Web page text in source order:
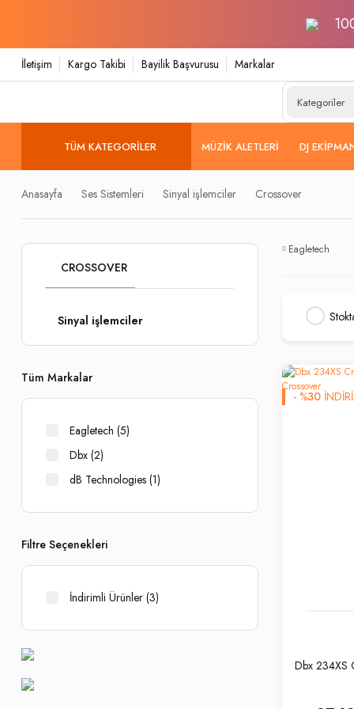
İletişim Kargo Takibi Bayilik Başvurusu Markalar
TÜM KATEGORILER MÜZIK ALETLERI DJ
Anasayfa Ses Sistemleri Sinyal işlemciler Crossover
CROSSOVER
Sinyal işlemciler
Tüm Markalar
Eagletech (5)
Dbx (2)
dB Technologies (1)
Filtre Seçenekleri
İndirimli Ürünler (3)
Eagletech
- %30
Dbx 234XS